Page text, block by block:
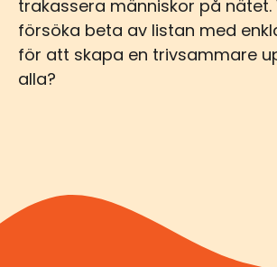
trakassera människor på
försöka beta av listan med
för att skapa en trivsammare
alla?